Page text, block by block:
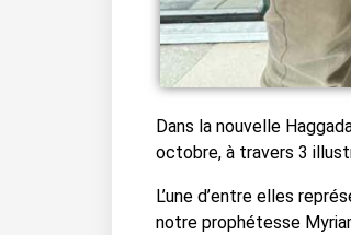
Dans la nouvelle
octobre, à travers 3
L’une d’entre elles
notre prophétesse